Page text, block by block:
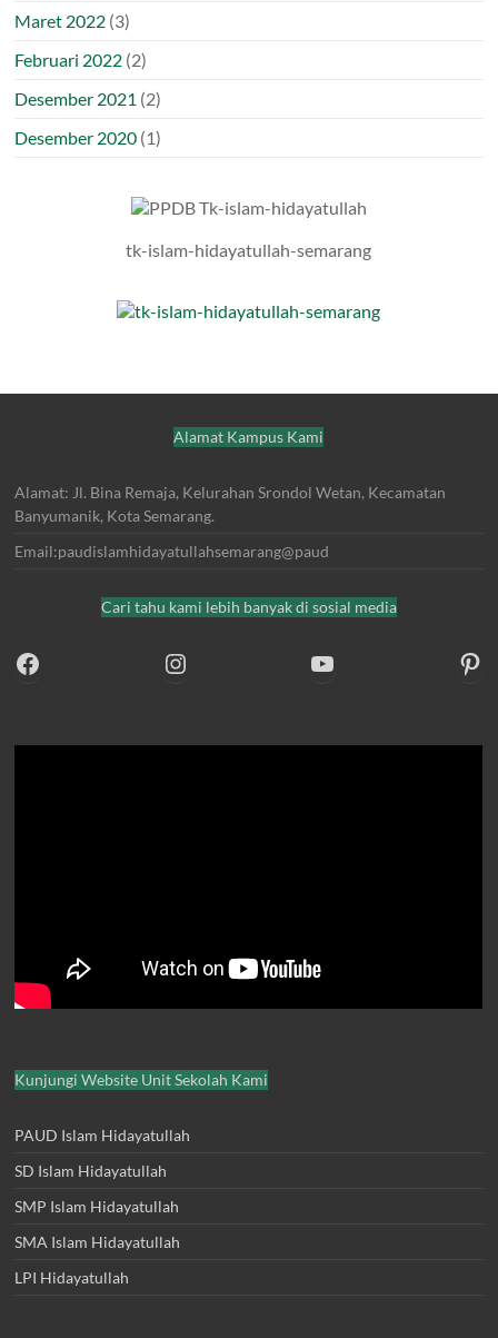
Maret 2022 (3)
Februari 2022 (2)
Desember 2021 (2)
Desember 2020 (1)
tk-islam-hidayatullah-semarang
Alamat Kampus Kami
Alamat: Jl. Bina Remaja, Kelurahan Srondol Wetan, Kecamatan
Banyumanik, Kota Semarang.
Email:paudislamhidayatullahsemarang@paud
Cari tahu kami lebih banyak di sosial media
https://www.facebook.com/PAUDIslamHidayatullah?mibextid=ZbWKwL
https:// https://www.youtube.com/watch?v=CP-N5ATuLJM
Kunjungi Website Unit Sekolah Kami
PAUD Islam Hidayatullah
SD Islam Hidayatullah
SMP Islam Hidayatullah
SMA Islam Hidayatullah
LPI Hidayatullah